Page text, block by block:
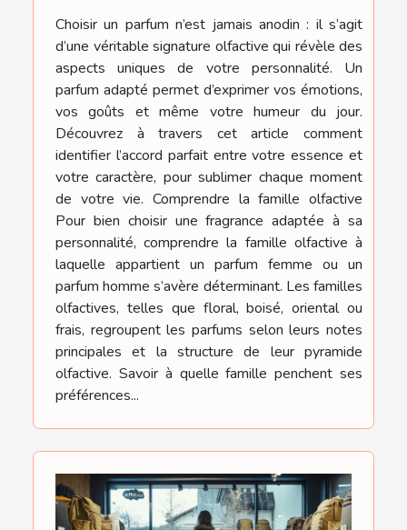
Choisir un parfum n’est jamais anodin : il s’agit
d’une véritable signature olfactive qui révèle des
aspects uniques de votre personnalité. Un
parfum adapté permet d’exprimer vos émotions,
vos goûts et même votre humeur du jour.
Découvrez à travers cet article comment
identifier l’accord parfait entre votre essence et
votre caractère, pour sublimer chaque moment
de votre vie. Comprendre la famille olfactive
Pour bien choisir une fragrance adaptée à sa
personnalité, comprendre la famille olfactive à
laquelle appartient un parfum femme ou un
parfum homme s’avère déterminant. Les familles
olfactives, telles que floral, boisé, oriental ou
frais, regroupent les parfums selon leurs notes
principales et la structure de leur pyramide
olfactive. Savoir à quelle famille penchent ses
préférences...